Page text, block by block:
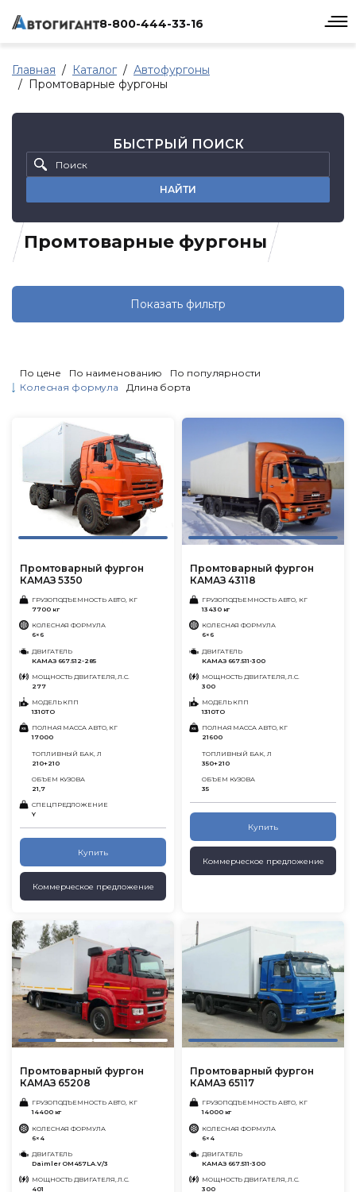
8-800-444-33-16
Главная Каталог
Автофургоны
Промтоварные фургоны
Промтоварные фургоны
БЫСТРЫЙ ПОИСК
НАЙТИ
Показать фильтр
По цене По наименованию
По популярности
Колесная формула
Длина борта
Промтоварный фургон
КАМАЗ 5350
ГРУЗОПОДЪЕМНОСТЬ АВТО, КГ
7700 кг
КОЛЕСНАЯ ФОРМУЛА
6×6
ДВИГАТЕЛЬ
КАМАЗ 667.512-285
МОЩНОСТЬ ДВИГАТЕЛЯ, Л.С.
277
МОДЕЛЬ КПП
1310ТО
ПОЛНАЯ МАССА АВТО, КГ
17000
ТОПЛИВНЫЙ БАК, Л
210+210
ОБЪЕМ КУЗОВА
21,7
СПЕЦПРЕДЛОЖЕНИЕ
Y
Купить
Коммерческое предложение
Промтоварный фургон
КАМАЗ 43118
ГРУЗОПОДЪЕМНОСТЬ АВТО, КГ
13430 кг
КОЛЕСНАЯ ФОРМУЛА
6×6
ДВИГАТЕЛЬ
КАМАЗ 667.511-300
МОЩНОСТЬ ДВИГАТЕЛЯ, Л.С.
300
МОДЕЛЬ КПП
1310ТО
ПОЛНАЯ МАССА АВТО, КГ
21600
ТОПЛИВНЫЙ БАК, Л
350+210
ОБЪЕМ КУЗОВА
35
Купить
Коммерческое предложение
Промтоварный фургон
КАМАЗ 65208
ГРУЗОПОДЪЕМНОСТЬ АВТО, КГ
14400 кг
КОЛЕСНАЯ ФОРМУЛА
6×4
ДВИГАТЕЛЬ
Daimler OM457LA.V/3
МОЩНОСТЬ ДВИГАТЕЛЯ, Л.С.
401
Промтоварный фургон
КАМАЗ 65117
ГРУЗОПОДЪЕМНОСТЬ АВТО, КГ
14000 кг
КОЛЕСНАЯ ФОРМУЛА
6×4
ДВИГАТЕЛЬ
КАМАЗ 667.511-300
МОЩНОСТЬ ДВИГАТЕЛЯ, Л.С.
300